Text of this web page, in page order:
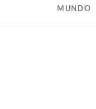
MUNDO